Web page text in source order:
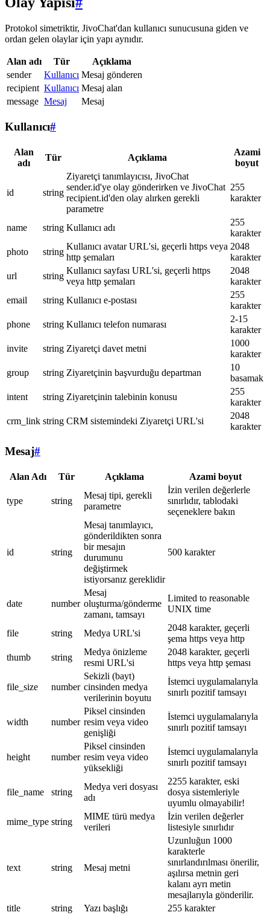
Protokol simetriktir, JivoChat'dan kullanıcı sunucusuna giden ve
ordan gelen olaylar için yapı aynıdır.
Alan adı Tür
Açıklama
sender
Kullanıcı Mesaj gönderen
recipient Kullanıcı Mesaj alan
message Mesaj Mesaj
Kullanıcı#
Alan
adı
Tür Açıklama
Azami
boyut
id string
Ziyaretçi tanımlayıcısı, JivoChat
sender.id'ye olay gönderirken ve JivoChat
recipient.id'den olay alırken gerekli
parametre
255
karakter
name string Kullanıcı adı
255
karakter
photo
string
Kullanıcı avatar URL'si, geçerli https veya
http şemaları
2048
karakter
url
string
Kullanıcı sayfası URL'si, geçerli https
veya http şemaları
2048
karakter
email
string Kullanıcı e-postası
255
karakter
phone
string Kullanıcı telefon numarası
2-15
karakter
invite
string Ziyaretçi davet metni
1000
karakter
group
string Ziyaretçinin başvurduğu departman
10
basamak
intent
string Ziyaretçinin talebinin konusu
255
karakter
crm_link string CRM sistemindeki Ziyaretçi URL'si
2048
karakter
Mesaj#
Alan Adı Tür Açıklama Azami boyut
type string
Mesaj tipi, gerekli
parametre
İzin verilen değerlerle
sınırlıdır, tablodaki
seçeneklere bakın
id string
Mesaj tanımlayıcı,
gönderildikten sonra
bir mesajın
durumunu
değiştirmek
istiyorsanız gereklidir
500 karakter
date number
Mesaj
oluşturma/gönderme
zamanı, tamsayı
Limited to reasonable
UNIX time
file string Medya URL'si
2048 karakter, geçerli
şema https veya http
thumb
string
Medya önizleme
resmi URL'si
2048 karakter, geçerli
https veya http şeması
file_size number
Sekizli (bayt)
cinsinden medya
verilerinin boyutu
İstemci uygulamalarıyla
sınırlı pozitif tamsayı
width number
Piksel cinsinden
resim veya video
genişliği
İstemci uygulamalarıyla
sınırlı pozitif tamsayı
height number
Piksel cinsinden
resim veya video
yüksekliği
İstemci uygulamalarıyla
sınırlı pozitif tamsayı
file_name string
Medya veri dosyası
adı
2255 karakter, eski
dosya sistemleriyle
uyumlu olmayabilir!
mime_type string
MIME türü medya
verileri
İzin verilen değerler
listesiyle sınırlıdır
text string Mesaj metni
Uzunluğun 1000
karakterle
sınırlandırılması önerilir,
aşılırsa metnin geri
kalanı ayrı metin
mesajlarıyla gönderilir.
title
string Yazı başlığı
255 karakter